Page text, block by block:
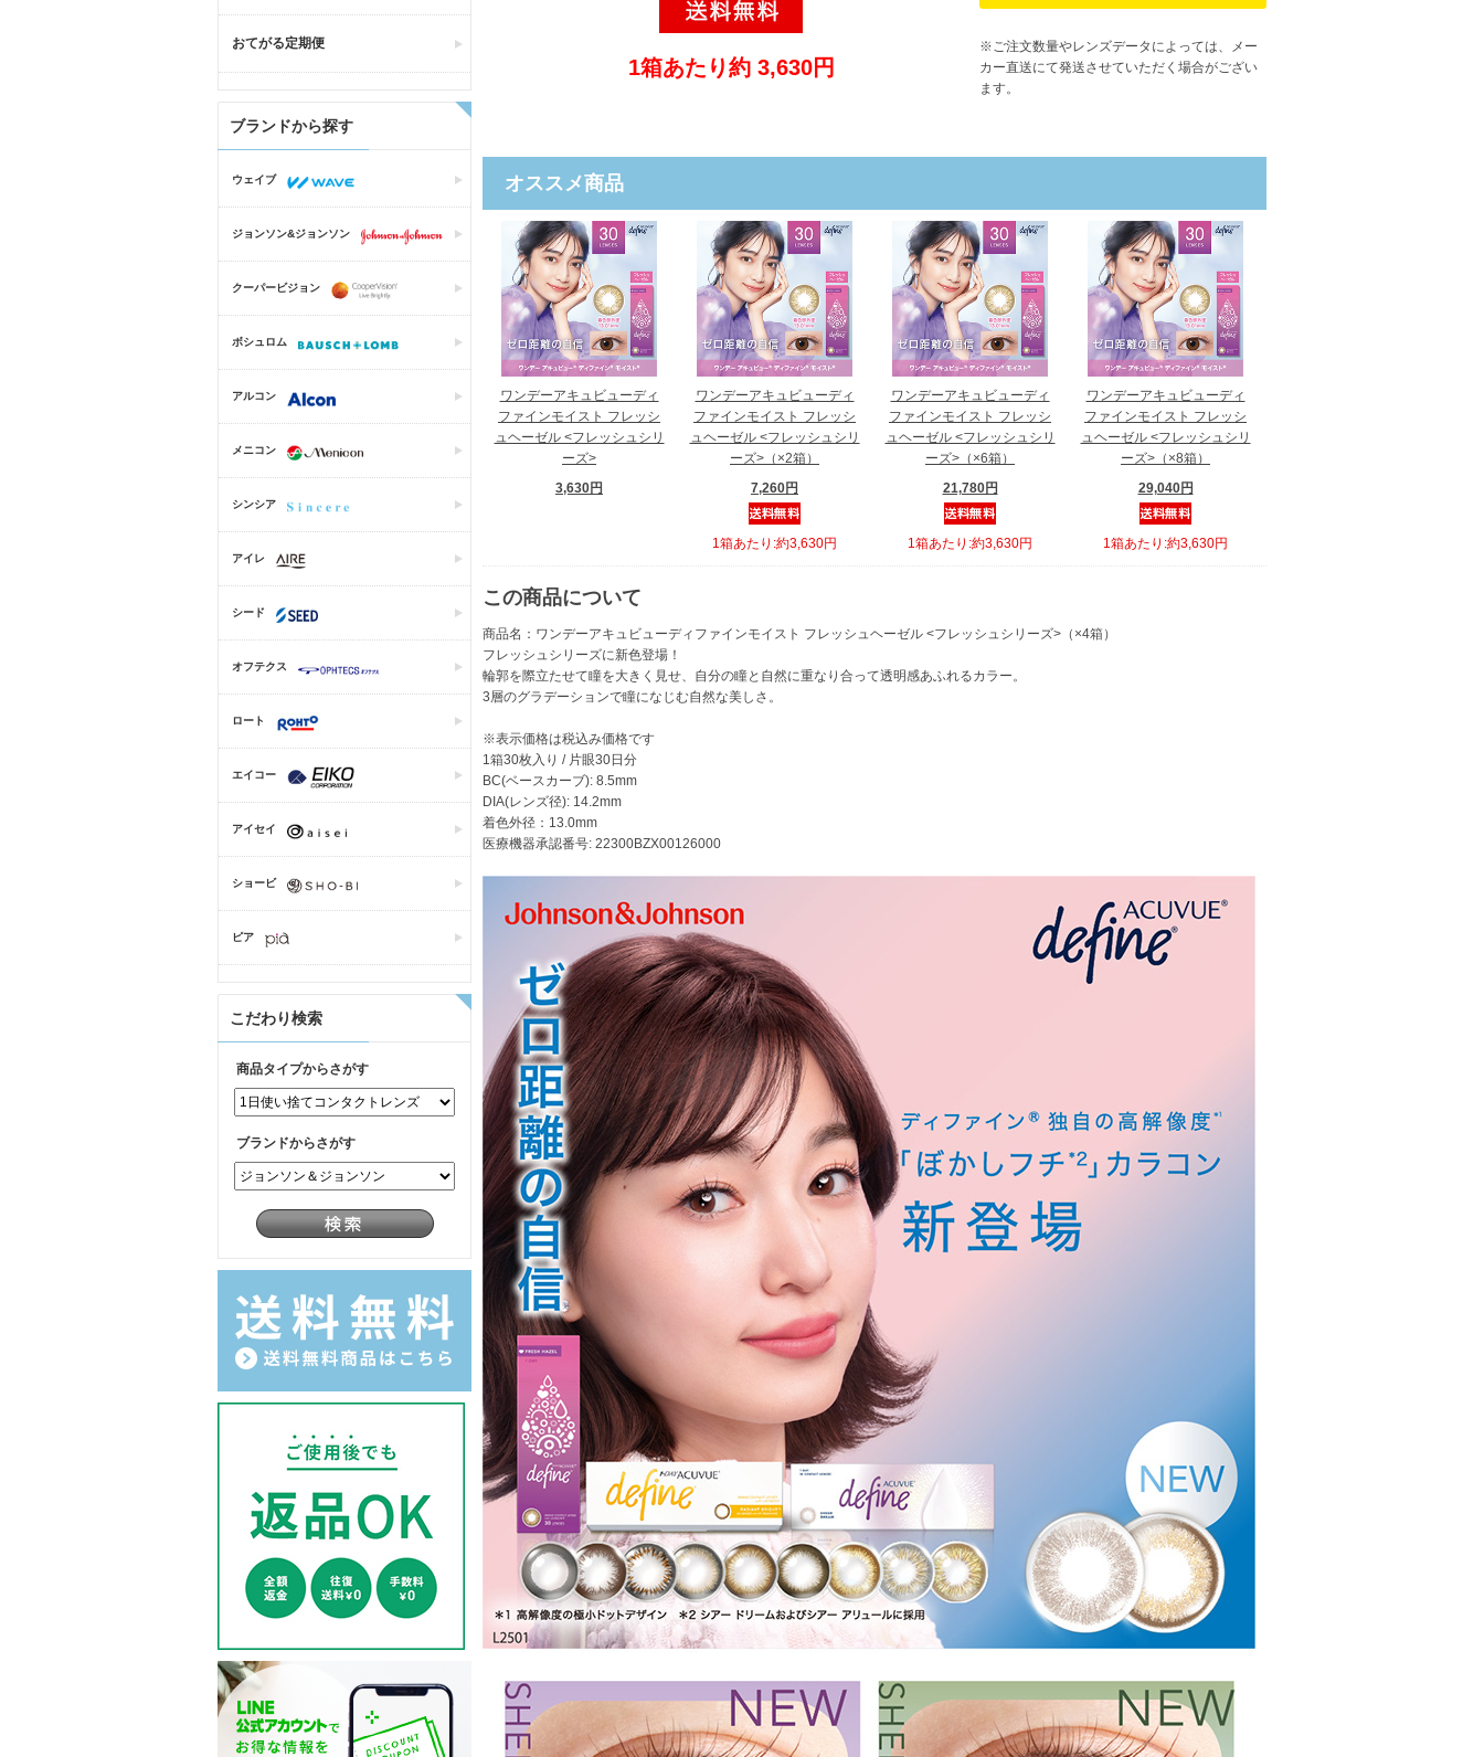
おてがる定期便
ブランドから探す
ウェイブ
ジョンソン&ジョンソン
クーパービジョン
ボシュロム
アルコン
メニコン
シンシア
アイレ
シード
オフテクス
ロート
エイコー
アイセイ
ショービ
ピア
こだわり検索
商品タイプからさがす
ブランドからさがす
1箱あたり約 3,630円
※ご注文数量やレンズデータによっては、メー
カー直送にて発送させていただく場合がござい
ます。
オススメ商品
ワンデーアキュビューディ
ファインモイスト フレッシ
ュヘーゼル <フレッシュシリ
ーズ>
3,630円
ワンデーアキュビューディ
ファインモイスト フレッシ
ュヘーゼル <フレッシュシリ
ーズ>（×2箱）
7,260円
1箱あたり:約3,630円
ワンデーアキュビューディ
ファインモイスト フレッシ
ュヘーゼル <フレッシュシリ
ーズ>（×6箱）
21,780円
1箱あたり:約3,630円
ワンデーアキュビューディ
ファインモイスト フレッシ
ュヘーゼル <フレッシュシリ
ーズ>（×8箱）
29,040円
1箱あたり:約3,630円
この商品について
商品名：ワンデーアキュビューディファインモイスト フレッシュヘーゼル <フレッシュシリーズ>（×4箱）
フレッシュシリーズに新色登場！
輪郭を際立たせて瞳を大きく見せ、自分の瞳と自然に重なり合って透明感あふれるカラー。
3層のグラデーションで瞳になじむ自然な美しさ。
※表示価格は税込み価格です
1箱30枚入り / 片眼30日分
BC(ベースカーブ): 8.5mm
DIA(レンズ径): 14.2mm
着色外径：13.0mm
医療機器承認番号: 22300BZX00126000